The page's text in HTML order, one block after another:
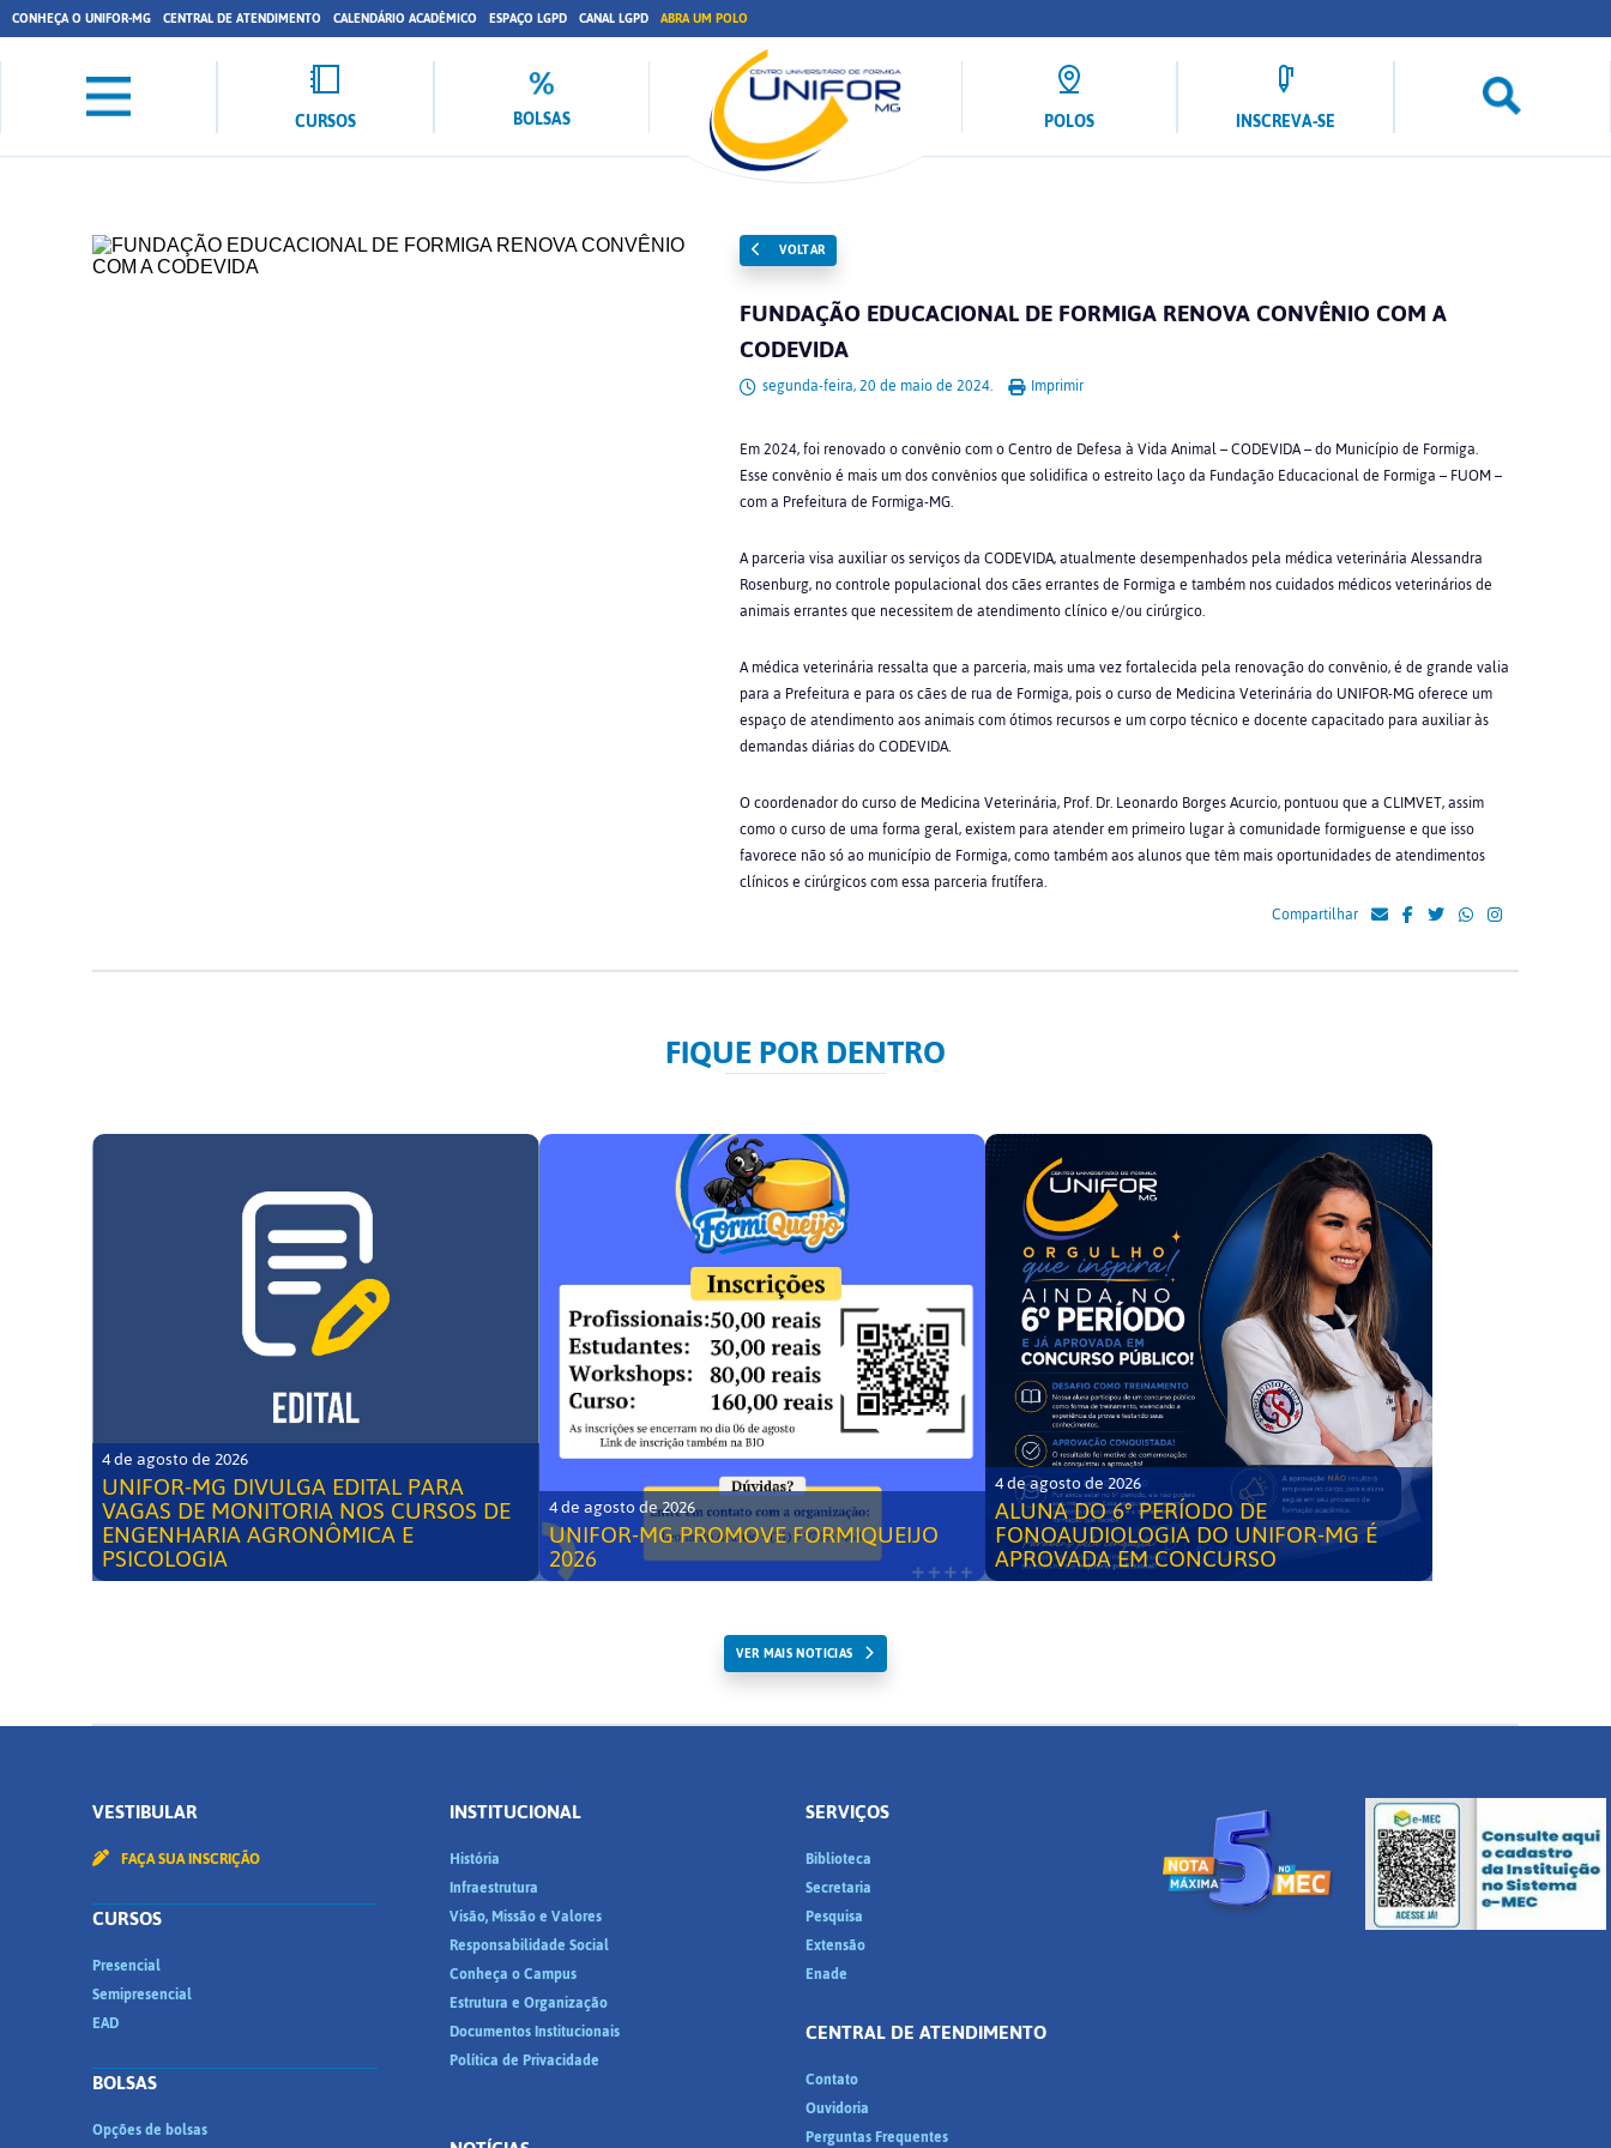
CONHEÇA O UNIFOR-MG CENTRAL DE ATENDIMENTO CALENDÁRIO ACADÊMICO ESPAÇO LGPD CANAL LGPD ABRA UM POLO
CURSOS BOLSAS POLOS INSCREVA-SE
VOLTAR
FUNDAÇÃO EDUCACIONAL DE FORMIGA RENOVA CONVÊNIO COM A
CODEVIDA
segunda-feira, 20 de maio de 2024. Imprimir
Em 2024, foi renovado o convênio com o Centro de Defesa à Vida Animal – CODEVIDA – do Município de Formiga.
Esse convênio é mais um dos convênios que solidifica o estreito laço da Fundação Educacional de Formiga – FUOM –
com a Prefeitura de Formiga-MG.
A parceria visa auxiliar os serviços da CODEVIDA, atualmente desempenhados pela médica veterinária Alessandra
Rosenburg, no controle populacional dos cães errantes de Formiga e também nos cuidados médicos veterinários de
animais errantes que necessitem de atendimento clínico e/ou cirúrgico.
A médica veterinária ressalta que a parceria, mais uma vez fortalecida pela renovação do convênio, é de grande valia
para a Prefeitura e para os cães de rua de Formiga, pois o curso de Medicina Veterinária do UNIFOR-MG oferece um
espaço de atendimento aos animais com ótimos recursos e um corpo técnico e docente capacitado para auxiliar às
demandas diárias do CODEVIDA.
O coordenador do curso de Medicina Veterinária, Prof. Dr. Leonardo Borges Acurcio, pontuou que a CLIMVET, assim
como o curso de uma forma geral, existem para atender em primeiro lugar à comunidade formiguense e que isso
favorece não só ao município de Formiga, como também aos alunos que têm mais oportunidades de atendimentos
clínicos e cirúrgicos com essa parceria frutífera.
Compartilhar
FIQUE POR DENTRO
4 de agosto de 2026
UNIFOR-MG DIVULGA EDITAL PARA
VAGAS DE MONITORIA NOS CURSOS DE
ENGENHARIA AGRONÔMICA E
PSICOLOGIA
4 de agosto de 2026
UNIFOR-MG PROMOVE FORMIQUEIJO
2026
4 de agosto de 2026
ALUNA DO 6° PERÍODO DE
FONOAUDIOLOGIA DO UNIFOR-MG É
APROVADA EM CONCURSO
VER MAIS NOTICIAS
VESTIBULAR
FAÇA SUA INSCRIÇÃO
CURSOS
Presencial
Semipresencial
EAD
BOLSAS
Opções de bolsas
INSTITUCIONAL
História
Infraestrutura
Visão, Missão e Valores
Responsabilidade Social
Conheça o Campus
Estrutura e Organização
Documentos Institucionais
Política de Privacidade
SERVIÇOS
Biblioteca
Secretaria
Pesquisa
Extensão
Enade
CENTRAL DE ATENDIMENTO
Contato
Ouvidoria
Perguntas Frequentes